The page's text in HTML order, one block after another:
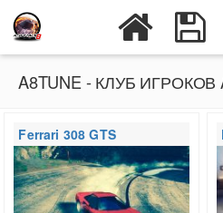
A8TUNE - КЛУБ ИГРОКОВ
Ferrari 308 GTS